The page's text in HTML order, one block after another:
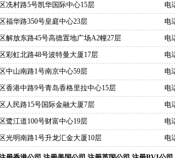
冼村路5号凯华国际中心15层
电
福华路350号皇庭中心23层
电
解放东路45号高德置地广场A2幢27层
电
彩虹北路48号波特曼大厦17层
电
中山南路1号南京中心59层
电
香港中路9号青岛香格里拉中心15层
电
人民路15号国际金融大厦7层
电
鹭江道100号财富中心19层
电
光明南路1号升龙汇金大厦10层 电